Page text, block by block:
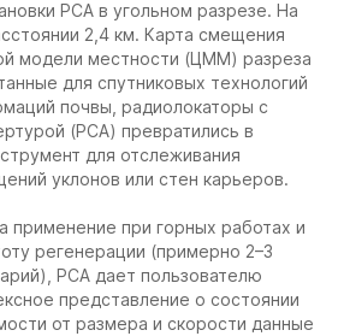
РСА в угольном разрезе. На
2,4 км. Карта смещения
модели местности (ЦММ) разреза
для спутниковых технологий
почвы, радиолокаторы с
(РСА) превратились в
для отслеживания
уклонов или стен карьеров.
применение при горных работах и
регенерации (примерно 2–3
РСА дает пользователю
представление о состоянии
от размера и скорости данные